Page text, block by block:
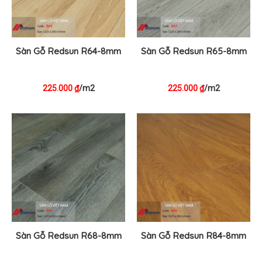
Sàn Gỗ Redsun R64-8mm
225.000₫/m2
Sàn Gỗ Redsun R65-8mm
225.000₫/m2
Sàn Gỗ Redsun R68-8mm Sàn Gỗ Redsun R84-8mm